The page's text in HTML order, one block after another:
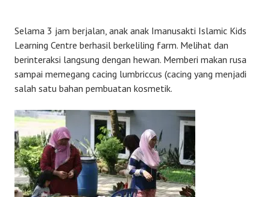
Selama 3 jam berjalan, anak anak Imanusakti Islamic Kids
Learning Centre berhasil berkeliling farm. Melihat dan
berinteraksi langsung dengan hewan. Memberi makan rusa
sampai memegang cacing lumbriccus (cacing yang menjadi
salah satu bahan pembuatan kosmetik.